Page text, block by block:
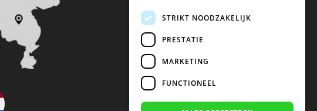
STRIKT NOODZAKELIJK
PRESTATIE
MARKETING
FUNCTIONEEL